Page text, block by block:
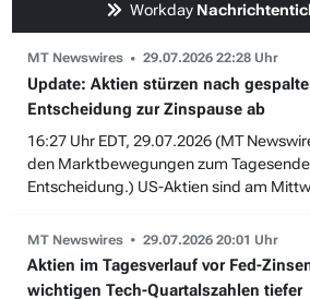
Workday
MT Newswires 29.07.2026 22:28 Uhr
Update: Aktien stürzen nach
Entscheidung zur Zinspause ab
16:27 Uhr EDT, 29.07.2026 (MT
den Marktbewegungen zum
Entscheidung.) US-Aktien sind am
MT Newswires 29.07.2026 20:01 Uhr
Aktien im Tagesverlauf vor Fed-
wichtigen Tech-Quartalszahlen tiefer